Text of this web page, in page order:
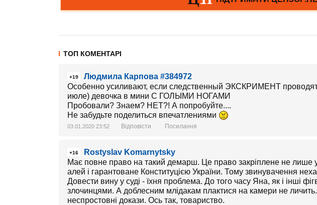
ТОП КОМЕНТАРІ
+19
Людмила Карпова #384972
Особенно усиливают, если следственный ЭКСКРИМЕНТ
июле) девочка в мини С ГОЛЫМИ НОГАМИ
Пробовали? Знаем? НЕТ?! А попробуйте....
Не забудьте поделиться впечатлениями
03.01.2020 23:52 Відповісти Посилання
+16
Rostyslav Komarnytsky
Має повне право на такий демарш. Це право закріплене не лише
алей і гарантоване Конституцією України. Тому звинувачення
Довести вину у суді - їхня проблема. До того часу Яна, як і інші
злочинцями. А доблесним млідакам плактися на камери не
неспростовні докази. Ось так, товариство.